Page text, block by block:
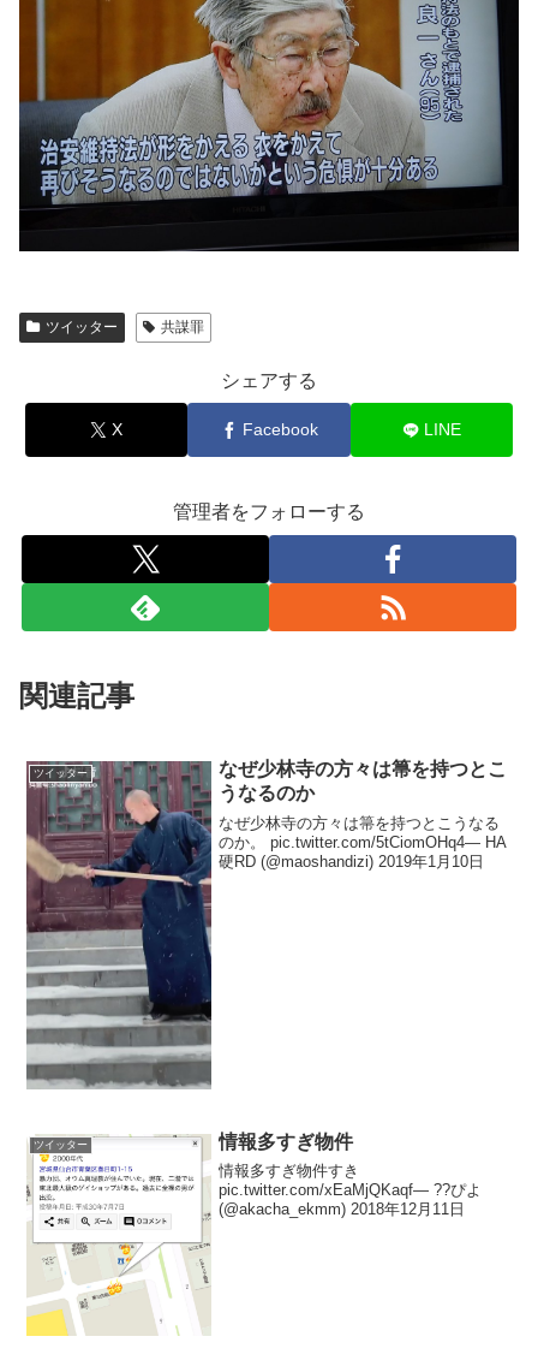
ツイッター 共謀罪
シェアする
X Facebook LINE
管理者をフォローする
関連記事
ツイッター
なぜ少林寺の方々は箒を持つとこ
うなるのか
なぜ少林寺の方々は箒を持つとこうなる
のか。 pic.twitter.com/5tCiomOHq4— HA
硬RD (@maoshandizi) 2019年1月10日
ツイッター 情報多すぎ物件
情報多すぎ物件すき
pic.twitter.com/xEaMjQKaqf— ??ぴよ
(@akacha_ekmm) 2018年12月11日